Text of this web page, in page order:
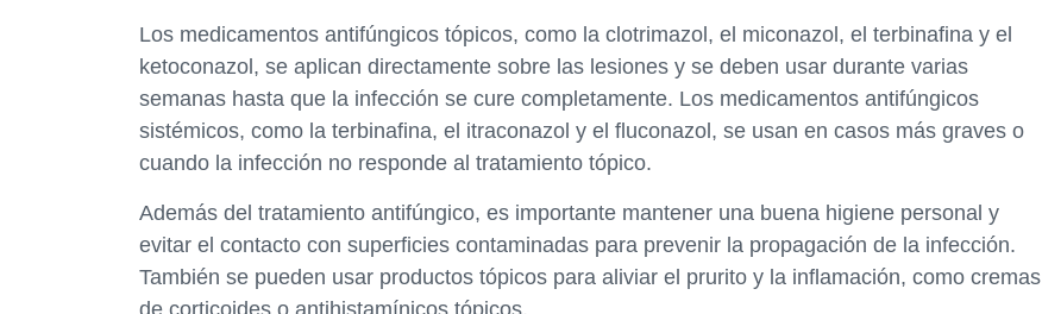
Los medicamentos antifúngicos tópicos, como la clotrimazol, el miconazol, el terbinafina y el
ketoconazol, se aplican directamente sobre las lesiones y se deben usar durante varias
semanas hasta que la infección se cure completamente. Los medicamentos antifúngicos
sistémicos, como la terbinafina, el itraconazol y el fluconazol, se usan en casos más graves o
cuando la infección no responde al tratamiento tópico.
Además del tratamiento antifúngico, es importante mantener una buena higiene personal y
evitar el contacto con superficies contaminadas para prevenir la propagación de la infección.
También se pueden usar productos tópicos para aliviar el prurito y la inflamación, como cremas
de corticoides o antihistamínicos tópicos.